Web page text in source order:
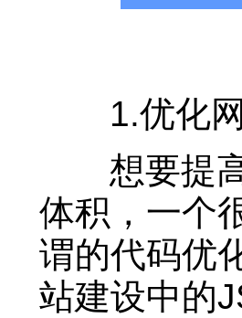
1.优化网
想要提高
体积，一个
谓的代码优
站建设中的